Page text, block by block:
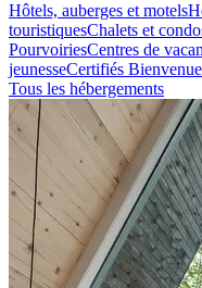
Hôtels, auberges et motels
touristiquesChalets et
PourvoiriesCentres de
jeunesseCertifiés
Tous les hébergements